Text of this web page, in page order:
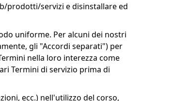
prodotti/servizi e disinstallare ed
uniforme. Per alcuni dei nostri
gli "Accordi separati") per
nella loro interezza come
Termini di servizio prima di
ecc.) nell'utilizzo del corso,